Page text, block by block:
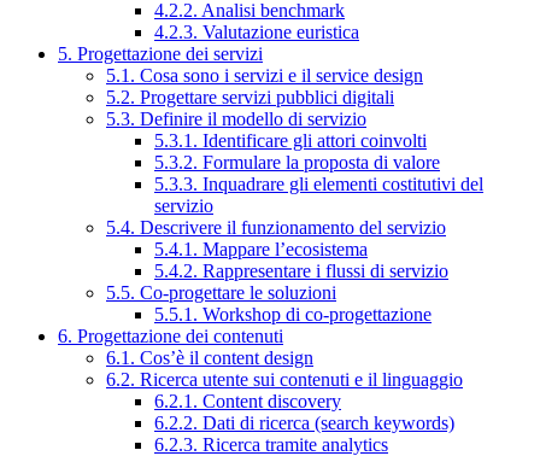
4.2.2. Analisi benchmark
4.2.3. Valutazione euristica
5. Progettazione dei servizi
5.1. Cosa sono i servizi e il service design
5.2. Progettare servizi pubblici digitali
5.3. Definire il modello di servizio
5.3.1. Identificare gli attori coinvolti
5.3.2. Formulare la proposta di valore
5.3.3. Inquadrare gli elementi costitutivi del
servizio
5.4. Descrivere il funzionamento del servizio
5.4.1. Mappare l’ecosistema
5.4.2. Rappresentare i flussi di servizio
5.5. Co-progettare le soluzioni
5.5.1. Workshop di co-progettazione
6. Progettazione dei contenuti
6.1. Cos’è il content design
6.2. Ricerca utente sui contenuti e il linguaggio
6.2.1. Content discovery
6.2.2. Dati di ricerca (search keywords)
6.2.3. Ricerca tramite analytics